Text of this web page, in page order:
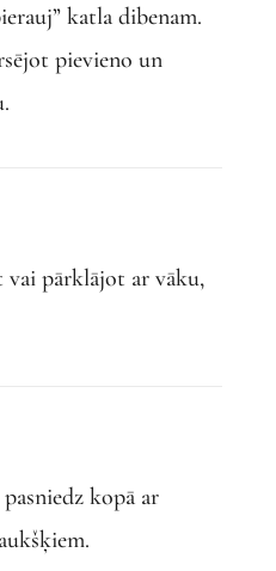
katla dibenam.
pievieno un
vai pārklājot ar vāku,
kopā ar